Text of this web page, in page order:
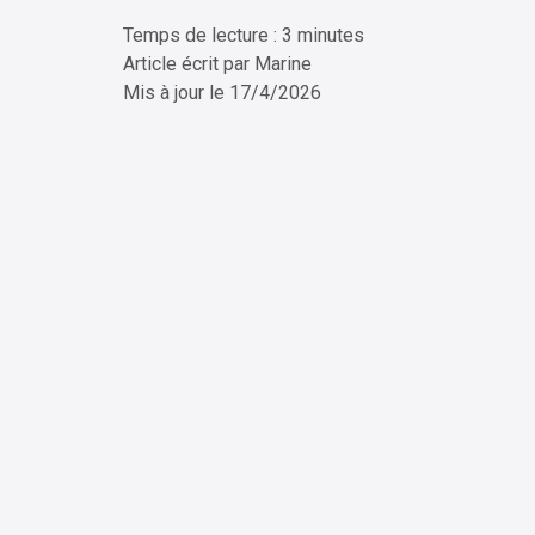
Temps de lecture : 3 minutes
Article écrit par Marine
Mis à jour le 17/4/2026